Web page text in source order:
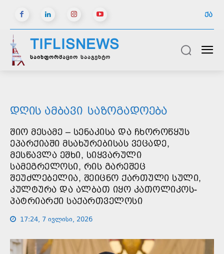
ᲥᲐ
TIFLISNEWS
საინფორმაციო სააგენტო
ᲓᲦᲘᲡ ᲐᲛᲑᲐᲕᲘ ᲡᲐᲖᲝᲒᲐᲓᲝᲔᲑᲐ
ᲨᲘᲝ ᲛᲔᲡᲐᲛᲔ – ᲡᲔᲜᲐᲙᲘᲡᲐ ᲓᲐ ᲩᲮᲝᲠᲝᲬᲧᲣᲡ
ᲔᲞᲐᲠᲥᲘᲐᲨᲘ ᲛᲡᲐᲮᲣᲠᲔᲑᲘᲡᲐᲡ ᲕᲔᲪᲐᲓᲔ,
ᲛᲔᲡᲬᲐᲕᲚᲐ ᲔᲨᲮᲘ, ᲡᲘᲧᲕᲐᲠᲣᲚᲘ
ᲡᲐᲛᲔᲒᲠᲔᲚᲝᲡᲘ, ᲠᲘᲡ ᲒᲐᲠᲔᲨᲔᲪ
ᲨᲔᲣᲫᲚᲔᲑᲔᲚᲘᲐ, ᲨᲔᲘᲪᲜᲝ ᲥᲐᲠᲗᲣᲚᲘ ᲡᲣᲚᲘ,
ᲙᲣᲚᲢᲣᲠᲐ ᲓᲐ ᲐᲚᲑᲐᲗ ᲘᲧᲝ ᲙᲐᲗᲝᲚᲘᲙᲝᲡ-
ᲞᲐᲢᲠᲘᲐᲠᲥᲘ ᲡᲐᲥᲐᲠᲗᲕᲔᲚᲝᲡᲘ
17:24, 7 ივლისი, 2026